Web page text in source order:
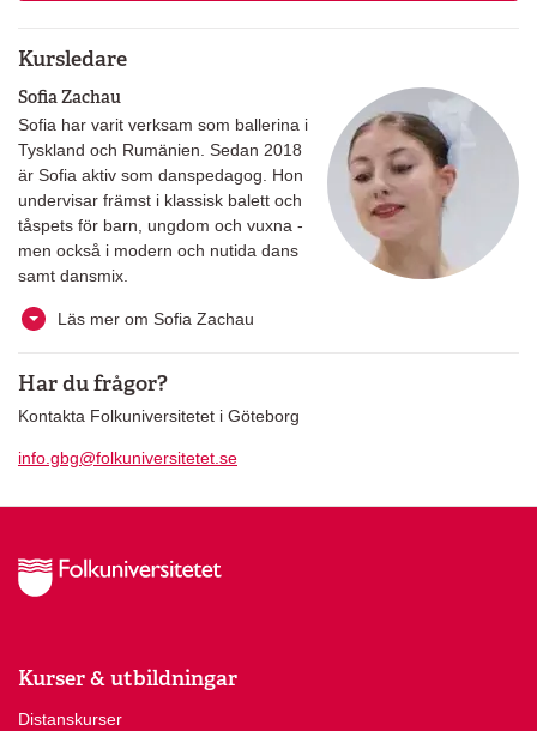
Kursledare
Sofia Zachau
Sofia har varit verksam som ballerina i
Tyskland och Rumänien. Sedan 2018
är Sofia aktiv som danspedagog. Hon
undervisar främst i klassisk balett och
tåspets för barn, ungdom och vuxna -
men också i modern och nutida dans
samt dansmix.
Läs mer om Sofia Zachau
Har du frågor?
Kontakta Folkuniversitetet i Göteborg
info.gbg@folkuniversitetet.se
Kurser & utbildningar
Distanskurser